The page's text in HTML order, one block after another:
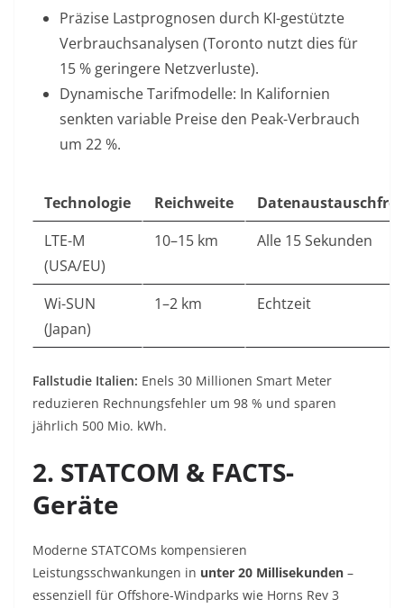
Präzise Lastprognosen durch KI-gestützte
Verbrauchsanalysen (Toronto nutzt dies für
15 % geringere Netzverluste).
Dynamische Tarifmodelle: In Kalifornien
senkten variable Preise den Peak-Verbrauch
um 22 %.
Technologie Reichweite
LTE-M
(USA/EU)
10–15 km Alle 15 Sekunden
Wi-SUN
(Japan)
1–2 km Echtzeit
Fallstudie Italien: Enels 30 Millionen Smart Meter
reduzieren Rechnungsfehler um 98 % und sparen
jährlich 500 Mio. kWh.
2. STATCOM & FACTS-
Geräte
Moderne STATCOMs kompensieren
Leistungsschwankungen in unter 20 Millisekunden –
essenziell für Offshore-Windparks wie Horns Rev 3